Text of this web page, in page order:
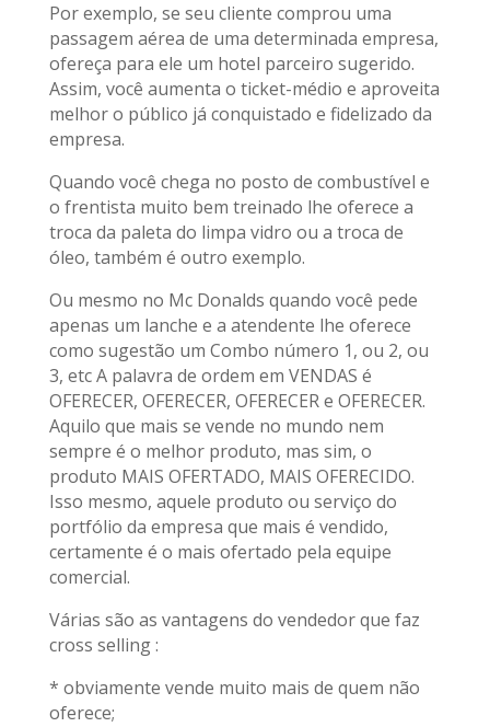
Por exemplo, se seu cliente comprou uma
passagem aérea de uma determinada empresa,
ofereça para ele um hotel parceiro sugerido.
Assim, você aumenta o ticket-médio e aproveita
melhor o público já conquistado e fidelizado da
empresa.
Quando você chega no posto de combustível e
o frentista muito bem treinado lhe oferece a
troca da paleta do limpa vidro ou a troca de
óleo, também é outro exemplo.
Ou mesmo no Mc Donalds quando você pede
apenas um lanche e a atendente lhe oferece
como sugestão um Combo número 1, ou 2, ou
3, etc A palavra de ordem em VENDAS é
OFERECER, OFERECER, OFERECER e OFERECER.
Aquilo que mais se vende no mundo nem
sempre é o melhor produto, mas sim, o
produto MAIS OFERTADO, MAIS OFERECIDO.
Isso mesmo, aquele produto ou serviço do
portfólio da empresa que mais é vendido,
certamente é o mais ofertado pela equipe
comercial.
Várias são as vantagens do vendedor que faz
cross selling :
* obviamente vende muito mais de quem não
oferece;